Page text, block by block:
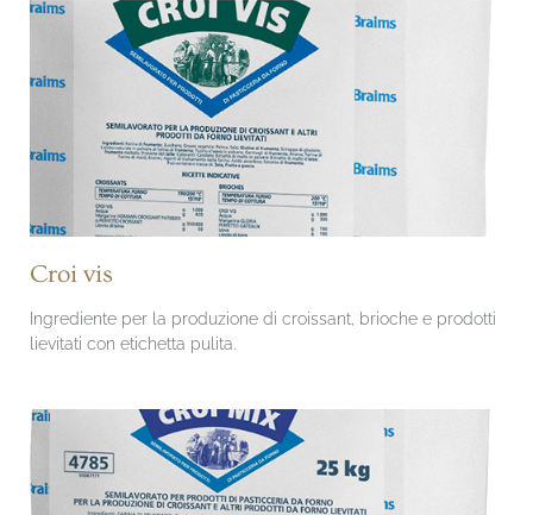
Croi vis
Ingrediente per la produzione di croissant, brioche e prodotti
lievitati con etichetta pulita.